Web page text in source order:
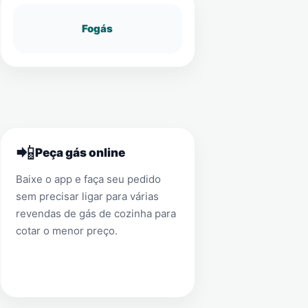
Fogás
📲Peça gás online
Baixe o app e faça seu pedido
sem precisar ligar para várias
revendas de gás de cozinha para
cotar o menor preço.